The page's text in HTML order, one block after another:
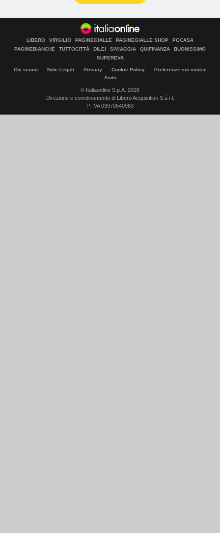
LIBERO VIRGILIO PAGINEGIALLE PAGINEGIALLE SHOP
PGCASA
PAGINEBIANCHE
TUTTOCITTÀ DILEI SIVIAGGIA QUIFINANZA
BUONISSIMO
SUPEREVA
Chi siamo Note Legali Privacy Cookie Policy
Preferenze sui cookie
Aiuto
© Italiaonline S.p.A. 2026
Direzione e coordinamento di Libero Acquisition S.á r.l.
P. IVA 03970540963